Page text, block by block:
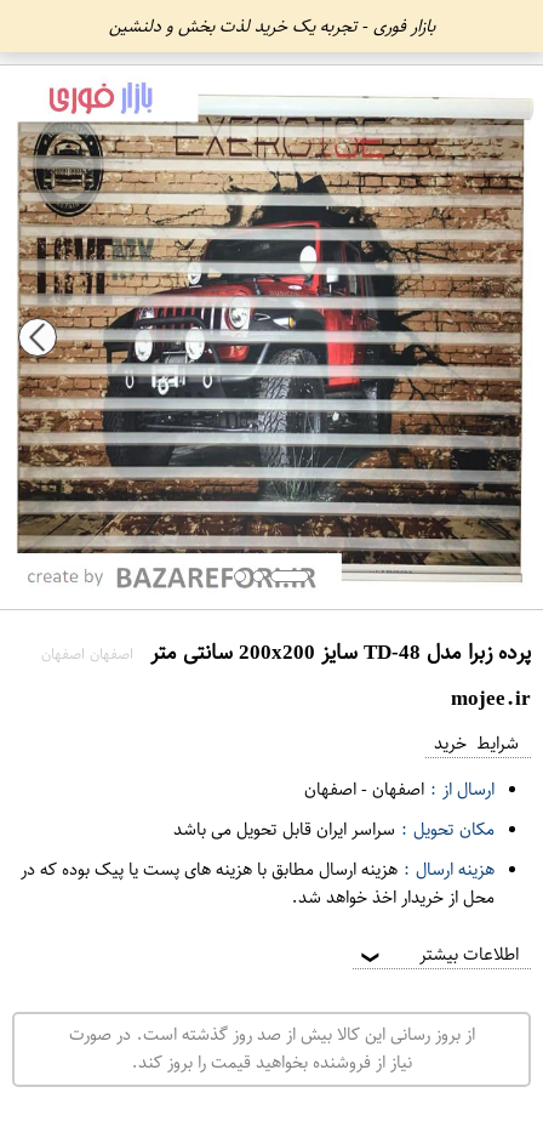
بازار فوری - تجربه یک خرید لذت بخش و دلنشین
پرده زبرا مدل TD-48 سایز 200x200 سانتی متر اصفهان اصفهان
mojee.ir
شرایط خرید
ارسال از : اصفهان-اصفهان
مکان تحویل : سراسر ایران قابل تحویل می باشد
هزینه ارسال : هزینه ارسال مطابق با هزینه های پست یا پیک بوده که در
محل از خریدار اخذ خواهد شد.
اطلاعات بیشتر ❯
از بروز رسانی این کالا بیش از صد روز گذشته است. در صورت
نیاز از فروشنده بخواهید قیمت را بروز کند.